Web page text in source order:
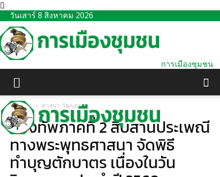
วันเสาร์ 8 สิงหาคม 2026
การเมืองชุมชน
หน้าแรก ศาสนา-วัฒนธรรม
กองทัพภาคที่ 2 สืบสานประเพณี
ทางพระพุทธศาสนา จัดพิธี
ทำบุญตักบาตร เนื่องในวัน